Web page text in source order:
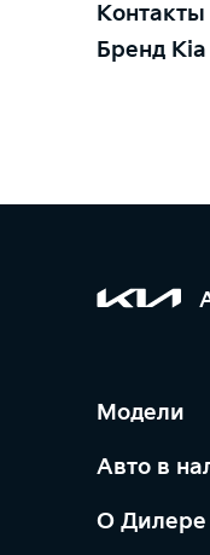
Контакты
Бренд Kia
Модели
Авто в
О Дилере